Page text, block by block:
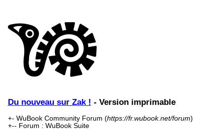
Du nouveau sur Zak ! - Version imprimable
+- WuBook Community Forum (https://fr.wubook.net/forum)
+-- Forum : WuBook Suite